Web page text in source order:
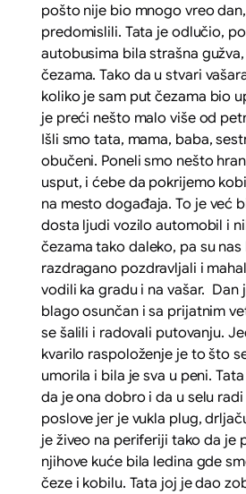
pošto nije bio mnogo vreo
predomislili. Tata je odlučio,
autobusima bila strašna
čezama. Tako da u stvari
koliko je sam put čezama bio
je preći nešto malo više od
Išli smo tata, mama, baba,
obučeni. Poneli smo nešto
usput, i ćebe da pokrijemo
na mesto događaja. To je već
dosta ljudi vozilo automobil i
čezama tako daleko, pa su
razdragano pozdravljali i
vodili ka gradu i na vašar. Dan
blago osunčan i sa prijatnim
se šalili i radovali putovanju.
kvarilo raspoloženje je to što
umorila i bila je sva u peni.
da je ona dobro i da u selu
poslove jer je vukla plug,
je živeo na periferiji tako da je
njihove kuće bila ledina gde
čeze i kobilu. Tata joj je dao